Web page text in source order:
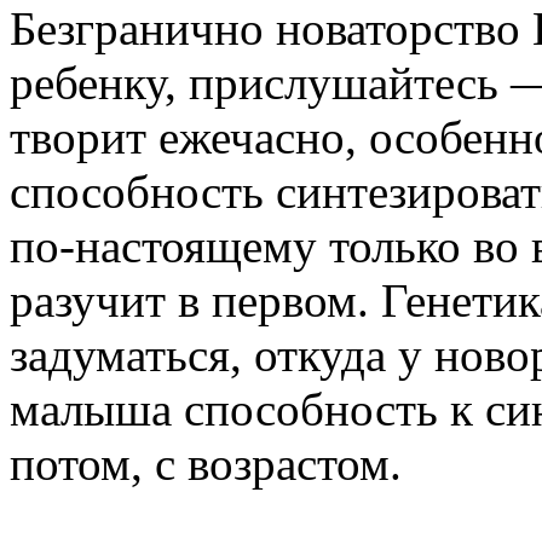
Безгранично
ребенку, прислушайтесь
творит ежечасно,
способность
по-настоящему только во
разучит в первом.
задуматься, откуда у
малыша способность к
потом, с возрастом.